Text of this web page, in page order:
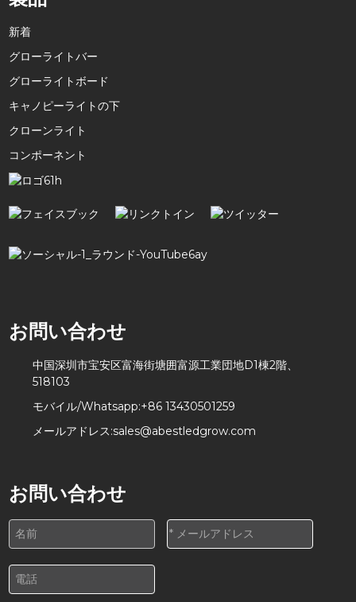
新着
グローライトバー
グローライトボード
キャノピーライトの下
クローンライト
コンポーネント
お問い合わせ
中国深圳市宝安区富海街塘囲富源工業団地D1棟2階、
518103
モバイル/Whatsapp:+86 13430501259
メールアドレス:sales@abestledgrow.com
お問い合わせ